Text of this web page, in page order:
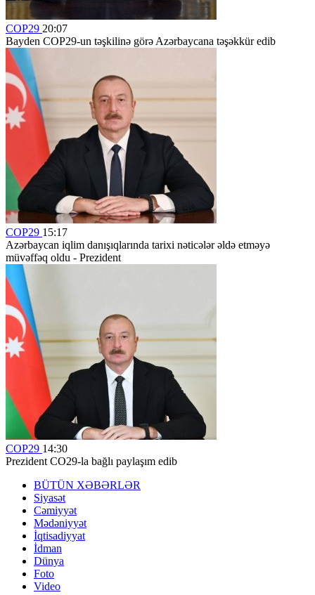
COP29 20:07
Bayden COP29-un təşkilinə görə Azərbaycana təşəkkür edib
COP29 15:17
Azərbaycan iqlim danışıqlarında tarixi nəticələr əldə etməyə
müvəffəq oldu - Prezident
COP29 14:30
Prezident CO29-la bağlı paylaşım edib
BÜTÜN XƏBƏRLƏR
Siyasət
Cəmiyyət
Mədəniyyət
İqtisadiyyat
İdman
Dünya
Foto
Video